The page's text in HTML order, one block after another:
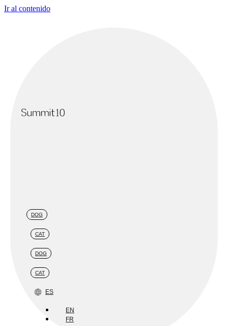
Ir al contenido
DOG
CAT
DOG
CAT
ES
EN
FR